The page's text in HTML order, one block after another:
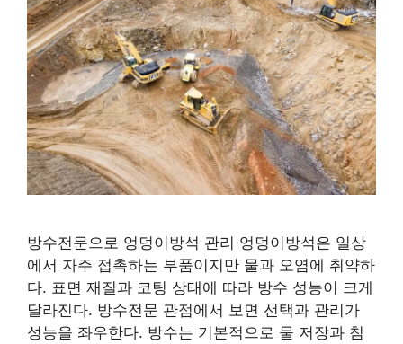
방수전문으로 엉덩이방석 관리 엉덩이방석은 일상
에서 자주 접촉하는 부품이지만 물과 오염에 취약하
다. 표면 재질과 코팅 상태에 따라 방수 성능이 크게
달라진다. 방수전문 관점에서 보면 선택과 관리가
성능을 좌우한다. 방수는 기본적으로 물 저장과 침